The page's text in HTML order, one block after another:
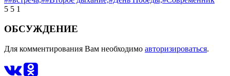
5 5 1
ОБСУЖДЕНИЕ
Для комментирования Вам необходимо авторизироваться.